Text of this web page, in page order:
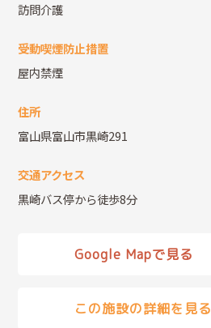
訪問介護
受動喫煙防止措置
屋内禁煙
住所
富山県富山市黒崎291
交通アクセス
黒崎バス停から徒歩8分
Google Mapで見る
この施設の詳細を見る